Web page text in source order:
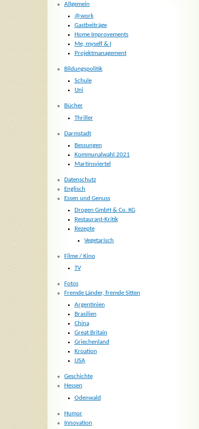
Allgemein
@work
Gastbeiträge
Home Improvements
Me, myself & I
Projektmanagement
Bildungspolitik
Schule
Uni
Bücher
Thriller
Darmstadt
Bessungen
Kommunalwahl 2021
Martinsviertel
Datenschutz
Englisch
Essen und Genuss
Drogen GmbH & Co. KG
Restaurant-Kritik
Rezepte
Vegetarisch
Filme / Kino
TV
Fotos
Fremde Länder, fremde Sitten
Argentinien
Brasilien
China
Great Britain
Griechenland
Kroation
USA
Geschichte
Hessen
Odenwald
Humor
Innovation